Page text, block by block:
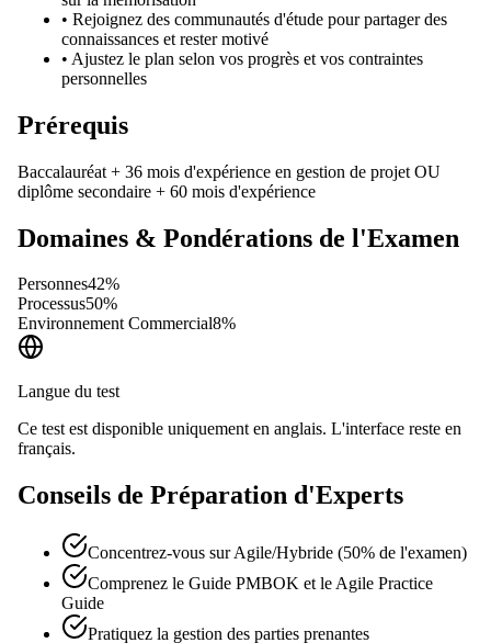
• Rejoignez des communautés d'étude pour partager des
connaissances et rester motivé
• Ajustez le plan selon vos progrès et vos contraintes
personnelles
Prérequis
Baccalauréat + 36 mois d'expérience en gestion de projet OU
diplôme secondaire + 60 mois d'expérience
Domaines & Pondérations de l'Examen
Personnes42%
Processus50%
Environnement Commercial8%
Langue du test
Ce test est disponible uniquement en anglais. L'interface reste en
français.
Conseils de Préparation d'Experts
Concentrez-vous sur Agile/Hybride (50% de l'examen)
Comprenez le Guide PMBOK et le Agile Practice
Guide
Pratiquez la gestion des parties prenantes